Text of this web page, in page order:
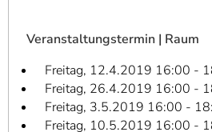
Veranstaltungstermin | Raum
Freitag, 12.4.2019 16:00 -
Freitag, 26.4.2019 16:00 -
Freitag, 3.5.2019 16:00 -
Freitag, 10.5.2019 16:00 -